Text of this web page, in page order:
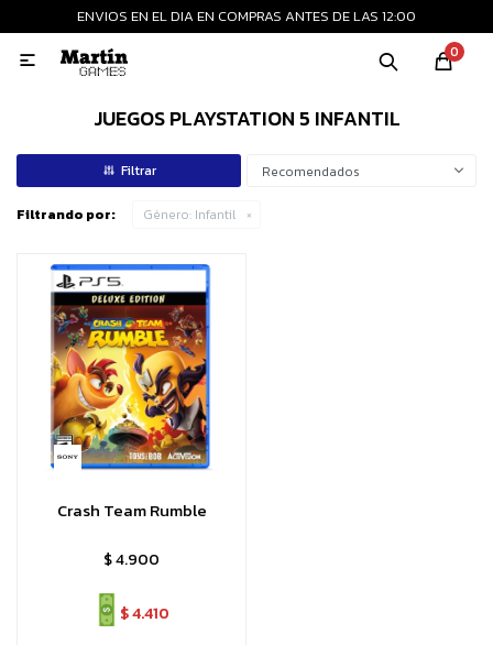
ENVIOS EN EL DIA EN COMPRAS ANTES DE LAS 12:00
0

JUEGOS PLAYSTATION 5 INFANTIL
Recomendados
Filtrando por: Género: Infantil
Crash Team Rumble
$4.900
$4.410
MI CUENTA
Consolas nuevas
Juegos
Accesorios